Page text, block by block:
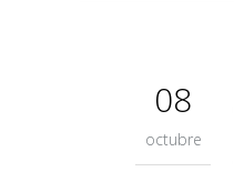
08
octubre